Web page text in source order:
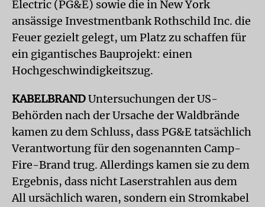
Electric (PG&E) sowie die in New York
ansässige Investmentbank Rothschild Inc. die
Feuer gezielt gelegt, um Platz zu schaffen für
ein gigantisches Bauprojekt: einen
Hochgeschwindigkeitszug.
KABELBRANDUntersuchungen der US-
Behörden nach der Ursache der Waldbrände
kamen zu dem Schluss, dass PG&E tatsächlich
Verantwortung für den sogenannten Camp-
Fire-Brand trug. Allerdings kamen sie zu dem
Ergebnis, dass nicht Laserstrahlen aus dem
All ursächlich waren, sondern ein Stromkabel